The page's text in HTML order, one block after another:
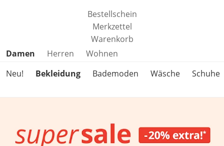
Bestellschein
Merkzettel
Warenkorb
Produktkategorien überspringen
Damen Herren
Wohnen
Neu!
Bekleidung Bademoden Wäsche Schuhe